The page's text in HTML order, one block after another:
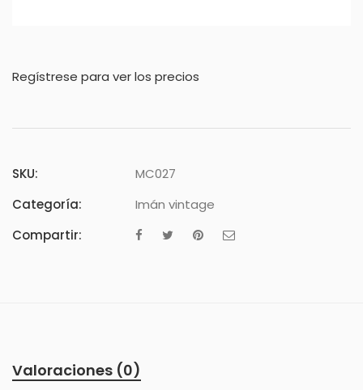
Regístrese para ver los precios
SKU:
MC027
Categoría:
Imán vintage
Compartir:
Valoraciones (0)